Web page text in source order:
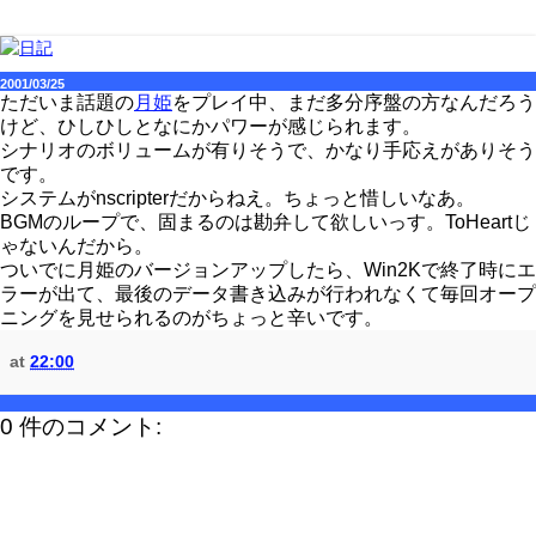
2001/03/25
ただいま話題の月姫をプレイ中、まだ多分序盤の方なんだろう
けど、ひしひしとなにかパワーが感じられます。
シナリオのボリュームが有りそうで、かなり手応えがありそう
です。
システムがnscripterだからねえ。ちょっと惜しいなあ。
BGMのループで、固まるのは勘弁して欲しいっす。ToHeartじ
ゃないんだから。
ついでに月姫のバージョンアップしたら、Win2Kで終了時にエ
ラーが出て、最後のデータ書き込みが行われなくて毎回オープ
ニングを見せられるのがちょっと辛いです。
at 22:00
0 件のコメント: